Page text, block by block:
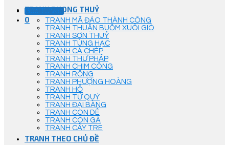
Góc Tư Vấn
0
TRANH PHONG THUỶ
TRANH MÃ ĐÁO THÀNH CÔNG
TRANH THUẬN BUỒM XUÔI GIÓ
TRANH SƠN THUỶ
TRANH TÙNG HẠC
TRANH CÁ CHÉP
TRANH THƯ PHÁP
TRANH CHIM CÔNG
TRANH RỒNG
TRANH PHƯỢNG HOÀNG
TRANH HỔ
TRANH TỨ QUÝ
TRANH ĐẠI BÀNG
TRANH CON DÊ
TRANH CON GÀ
TRANH CÂY TRE
TRANH THEO CHỦ ĐỀ